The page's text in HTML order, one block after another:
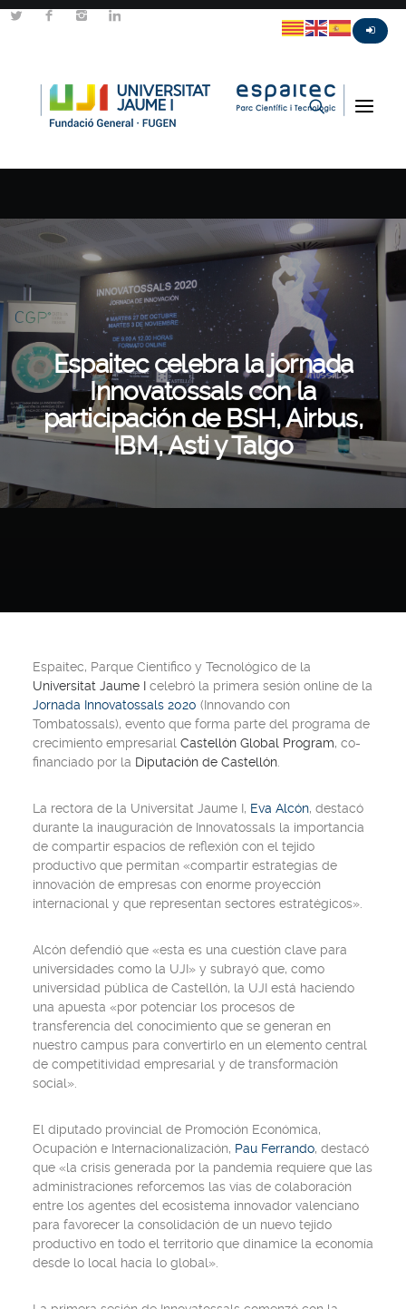
Espaitec celebra la jornada
Innovatossals con la
participación de BSH, Airbus,
IBM, Asti y Talgo
Espaitec, Parque Científico y Tecnológico de la
Universitat Jaume I celebró la primera sesión online de la
Jornada Innovatossals 2020 (Innovando con
Tombatossals), evento que forma parte del programa de
crecimiento empresarial Castellón Global Program, co-
financiado por la Diputación de Castellón
La rectora de la Universitat Jaume I, Eva Alcón, destacó
durante la inauguración de Innovatossals la importancia
de compartir espacios de reflexión con el tejido
productivo que permitan «compartir estrategias de
innovación de empresas con enorme proyección
internacional y que representan sectores estratégicos».
Alcón defendió que «esta es una cuestión clave para
universidades como la UJI» y subrayó que, como
universidad pública de Castellón, la UJI está haciendo
una apuesta «por potenciar los procesos de
transferencia del conocimiento que se generan en
nuestro campus para convertirlo en un elemento central
de competitividad empresarial y de transformación
social».
El diputado provincial de Promoción Económica,
Ocupación e Internacionalización, Pau Ferrando, destacó
que «la crisis generada por la pandemia requiere que las
administraciones reforcemos las vías de colaboración
entre los agentes del ecosistema innovador valenciano
para favorecer la consolidación de un nuevo tejido
productivo en todo el territorio que dinamice la economía
desde lo local hacia lo global».